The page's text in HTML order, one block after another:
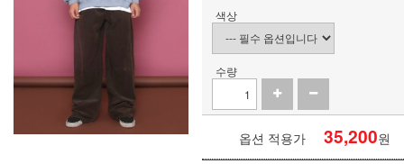
색상
수량
옵션 적용가 35,200원